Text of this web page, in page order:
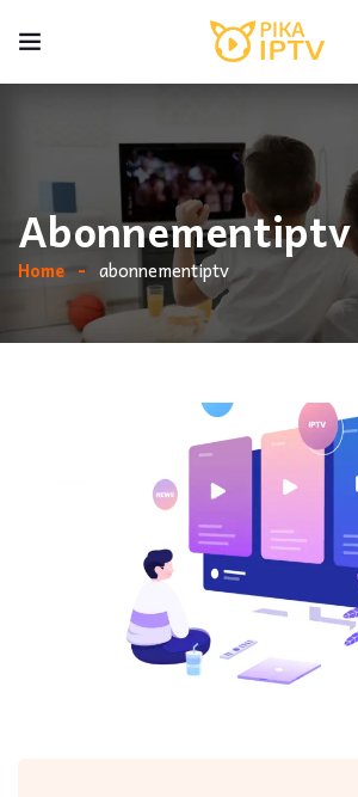
Abonnementiptv
Home abonnementiptv